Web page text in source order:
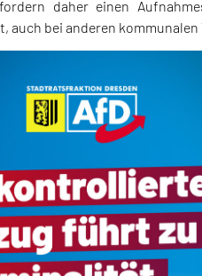
daher einen
auch bei anderen kommunalen